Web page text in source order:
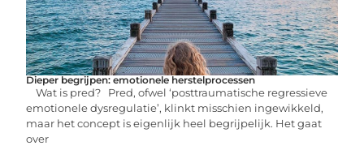
Dieper begrijpen: emotionele herstelprocessen
Wat is pred? Pred, ofwel ‘posttraumatische regressieve
emotionele dysregulatie’, klinkt misschien ingewikkeld,
maar het concept is eigenlijk heel begrijpelijk. Het gaat
over